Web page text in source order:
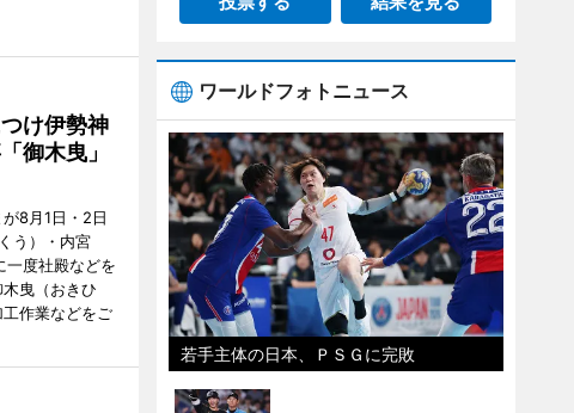
け伊勢神
御木曳」
8月1日・2日
う）・内宮
一度社殿などを
曳（おきひ
作業などをご
ワールドフォトニュース
若手主体の日本、ＰＳＧに完敗